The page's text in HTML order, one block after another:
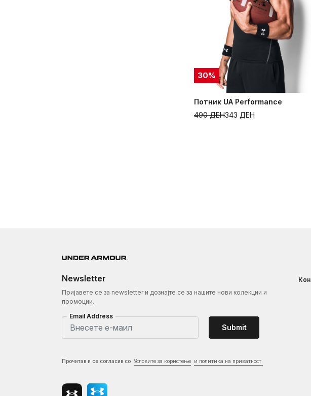
30%
Потник UA Performance
343 ДЕН
490ДЕН
Newsletter
Пријавете се за newsletter и дознајте се за нашите нови колекции и
промоции.
Email Address
Submit
Прочитав и се согласив со Условите за користење и политика на приватност.